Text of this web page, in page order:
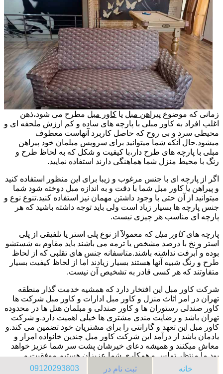
زمانی که موضوع پیراهن مبل یا کاور مبل مطرح می شود،ذهن
اغلب افراد به کاور مبلی با پارچه های ساده و کم ارزش ملحفه ای و
محیطی سرد و بی روح که حاصل کاربرد آنهاست معطوف
میشود.حال آنکه شما میتوانید برای سرویس مبلمان خود پیراهن
مبلی با پارچه های طرح دار،با کیفیت و شکل که به لحاظ طرح و
رنگ با محیط منزل شما هماهنگی دارند استفاده نمایید.
اگر از پارچه ای با جنس مرغوب و زیبا برای این منظور استفاده کنید
و پیراهن یا کاور مبل شما با دقت و به اندازه مبل دوخته شود شما
میتوانید از آن حتی با وجود داشتن مهمان نیز استفاده کنید.تنوع نوع و
جنس پارچه ها بسیار زیاد است ولی باید توجه داشته باشید که هر
پارچه ای مناسب هر چیزی نیست.
پارچه هایکاور مبل که معمولآ از نوع پلی استر یا تلفیقی از پلی
استر و نخ با درصد مشخص یا ترمه می باشند باید مقاوم به شستشو
بوده و آبرفت نداشته باشند.متاسفانه جنس های تقلبی که از لحاظ
طرح و رنگ شبیه آنها هستند بسیار زیادند اما از لحاظ کیفیت بسیار
متفاوتند که هر کسی قادر به تشخیص آن نیست.
شرکت کاور مبل این افتخار دارد که همشیه خدمت گذار منطقه
تهران در امر اثاث منزل و کاور مبل ادارات و کاور مبل شرکت ها
کاور صندلی رستوران ها و کاور صندلی و مبلمان هتل ها در محدوده
تهران باشد و رضایت مندی مشتری ها خیلی اهمیت دارد.و شرکت
کاور مبل این تعهد و گارانتی را برای مشتریان خود تضمین می کند.و
یادمان باشد از درآمد این شرکت کاور مبل چندین خانواده امرار و
معاش میکنند و همیشه دعای خیرشان پشت سر شما عزیز خواهد
بود.ما منتظر تماس و همکاری شما عزیزان هستیم.موفقیت و
پیروزی شما آرزوی کاور مبل میباشد.به امید دیدار.
خانه ثبت نام در 09120293803